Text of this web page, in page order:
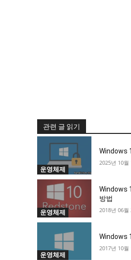
관련 글 읽기
운영체제
Windows
2025년 10월
운영체제
Windows
방법
2018년 06월
운영체제
Windows
2017년 10월